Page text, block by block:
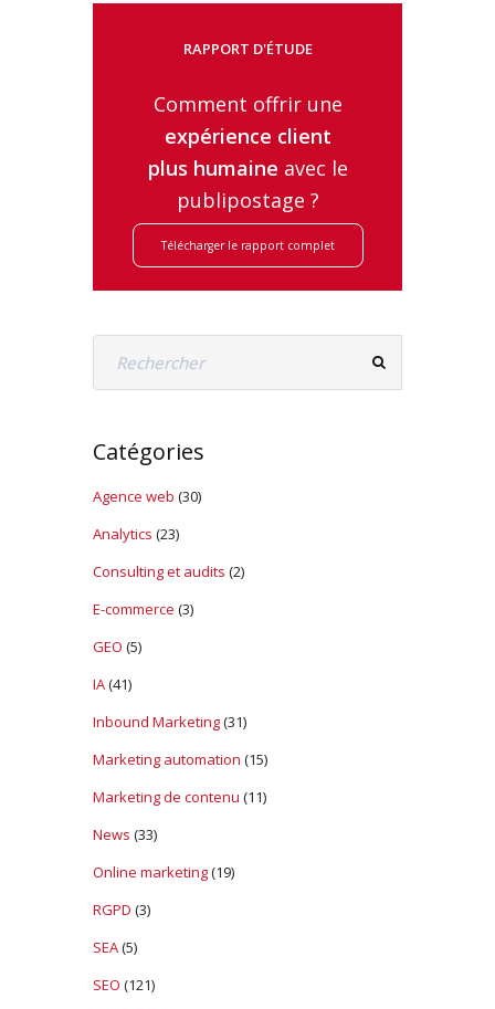
RAPPORT D'ÉTUDE
Comment offrir une
expérience client
plus humaine avec le
publipostage ?
Télécharger le rapport complet
Catégories
Agence web (30)
Analytics (23)
Consulting et audits (2)
E-commerce (3)
GEO (5)
IA(41)
Inbound Marketing(31)
Marketing automation (15)
Marketing de contenu (11)
News (33)
Online marketing(19)
RGPD (3)
SEA(5)
SEO (121)